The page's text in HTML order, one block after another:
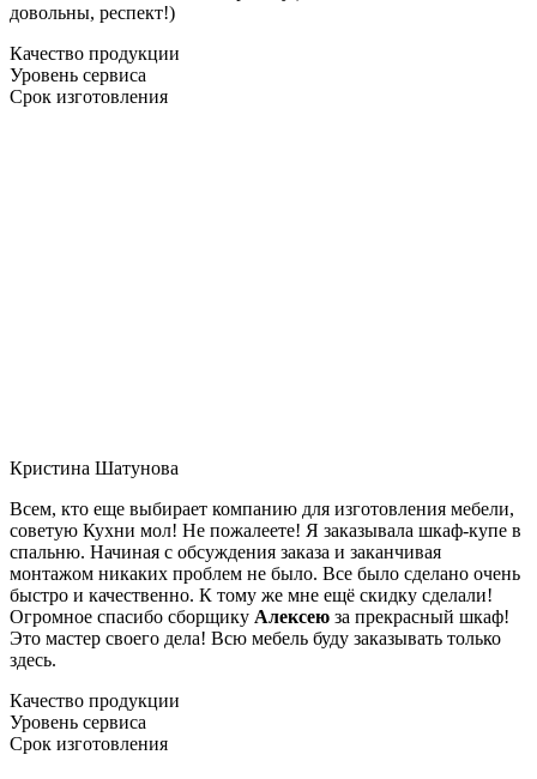
довольны, респект!)
Качество продукции
Уровень сервиса
Срок изготовления
Кристина Шатунова
Всем, кто еще выбирает компанию для изготовления мебели,
советую Кухни мол! Не пожалеете! Я заказывала шкаф-купе в
спальню. Начиная с обсуждения заказа и заканчивая
монтажом никаких проблем не было. Все было сделано очень
быстро и качественно. К тому же мне ещё скидку сделали!
Огромное спасибо сборщику Алексею за прекрасный шкаф!
Это мастер своего дела! Всю мебель буду заказывать только
здесь.
Качество продукции
Уровень сервиса
Срок изготовления